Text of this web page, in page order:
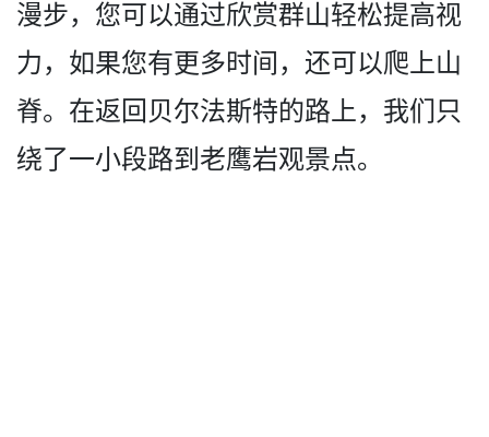
漫步，您可以通过欣赏群山轻松提高视
力，如­果您有更多时间，还可以爬上山
脊。在返回贝尔法斯特­的路上，我们只
绕了一小段路到老鹰岩观景点。